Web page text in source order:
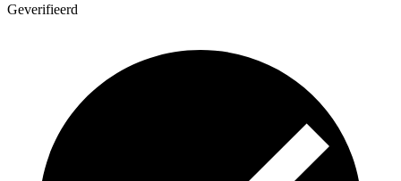
Geverifieerd